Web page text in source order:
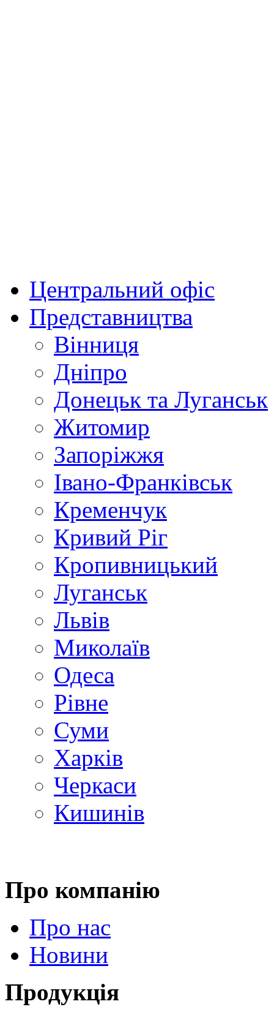
Центральний офіс
Представництва
Вінниця
Дніпро
Донецьк та Луганськ
Житомир
Запоріжжя
Івано-Франківськ
Кременчук
Кривий Ріг
Кропивницький
Луганськ
Львів
Миколаїв
Одеса
Рівне
Суми
Харків
Черкаси
Кишинів
Про компанію
Про нас
Новини
Продукція